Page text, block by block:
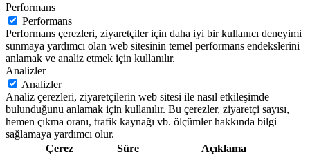
Performans
Performans
Performans çerezleri, ziyaretçiler için daha iyi bir kullanıcı deneyimi
sunmaya yardımcı olan web sitesinin temel performans endekslerini
anlamak ve analiz etmek için kullanılır.
Analizler
Analizler
Analiz çerezleri, ziyaretçilerin web sitesi ile nasıl etkileşimde
bulunduğunu anlamak için kullanılır. Bu çerezler, ziyaretçi sayısı,
hemen çıkma oranı, trafik kaynağı vb. ölçümler hakkında bilgi
sağlamaya yardımcı olur.
Çerez
Süre Açıklama